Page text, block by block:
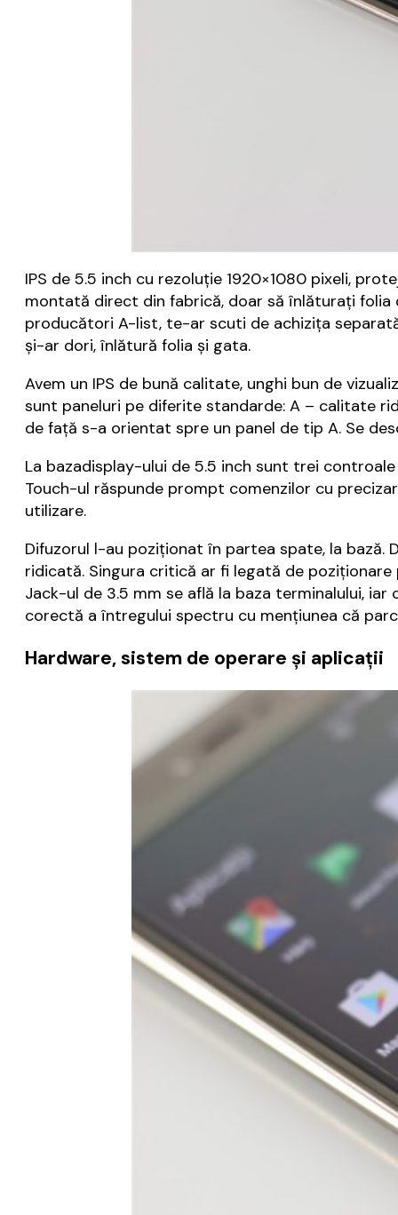
IPS de 5.5 inch cu rezoluție 1920×1080 pixeli,
montată direct din fabrică, doar să înlăturați
producători A-list, te-ar scuti de achizița
și-ar dori, înlătură folia și gata.
Avem un IPS de bună calitate, unghi bun de
sunt paneluri pe diferite standarde: A – calitate
de față s-a orientat spre un panel de tip A. Se
La bazadisplay-ului de 5.5 inch sunt trei
Touch-ul răspunde prompt comenzilor cu
utilizare.
Difuzorul l-au poziționat în partea spate, la bază.
ridicată. Singura critică ar fi legată de
Jack-ul de 3.5 mm se află la baza terminalului,
corectă a întregului spectru cu mențiunea că
Hardware, sistem de operare și aplicații